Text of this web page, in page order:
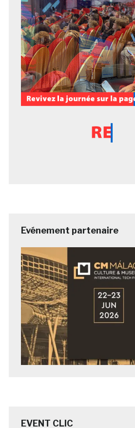
Evénement partenaire
EVENT CLIC